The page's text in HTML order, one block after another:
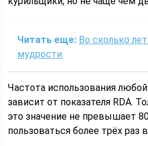
Читать еще: Во сколько
мудрости
Частота использования
зависит от показателя RDA.
это значение не превышает
пользоваться более трёх раз